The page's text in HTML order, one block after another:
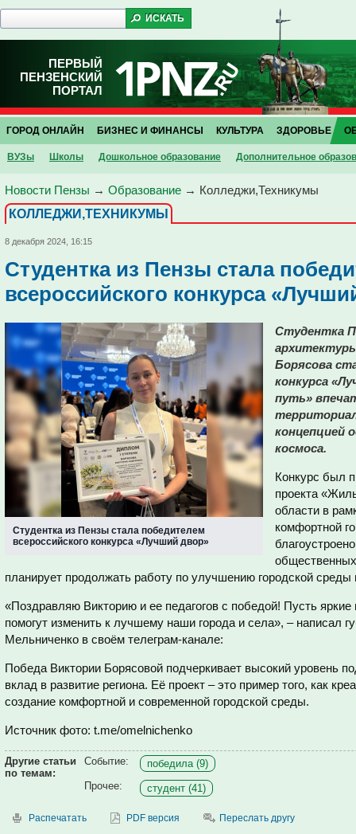
ПЕРВЫЙ
ПЕНЗЕНСКИЙ
ПОРТАЛ
ГОРОД ОНЛАЙН БИЗНЕС И ФИНАНСЫ КУЛЬТУРА ЗДОРОВЬЕ
ВУЗы Школы Дошкольное образование Дополнительное
Новости Пензы → Образование → Колледжи,Техникумы
КОЛЛЕДЖИ,ТЕХНИКУМЫ
8 декабря 2024, 16:15
Студентка из Пензы стала
всероссийского конкурса
Студентка из Пензы стала победителем
всероссийского конкурса «Лучший двор»
Студентка
Борясова
конкурса
путь»
концепцией
космоса.
Конкурс был
проекта
области в
комфортной
планирует продолжать работу по улучшению городской
«Поздравляю Викторию и ее педагогов с победой! Пусть
помогут изменить к лучшему наши города и села», – написал
Мельниченко в своём телеграм-канале:
Победа Виктории Борясовой подчеркивает высокий уровень
вклад в развитие региона. Её проект – это пример того, как
создание комфортной и современной городской среды.
Источник фото: t.me/omelnichenko
Другие статьи
по темам:
Событие:
победила (9)
Прочее:
студент (41)
Распечатать PDF версия Переслать другу